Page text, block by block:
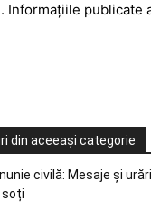
Informațiile publicate
din aceeași categorie
civilă: Mesaje și
soți